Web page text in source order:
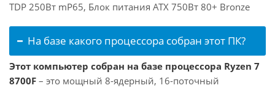
TDP 250Вт mP65, Блок питания ATX 750Вт 80+ Bronze
На базе какого процессора собран этот ПК?
Этот компьютер собран на базе процессора Ryzen 7
8700F – это мощный 8-ядерный, 16-поточный